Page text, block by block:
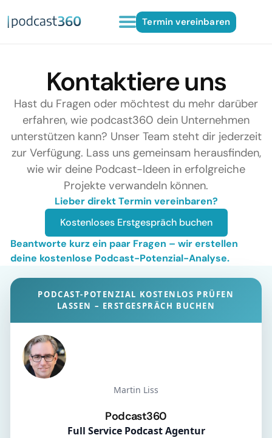
Termin vereinbaren
Kontaktiere uns
Hast du Fragen oder möchtest du mehr darüber
erfahren, wie podcast360 dein Unternehmen
unterstützen kann? Unser Team steht dir jederzeit
zur Verfügung. Lass uns gemeinsam herausfinden,
wie wir deine Podcast-Ideen in erfolgreiche
Projekte verwandeln können.
Lieber direkt Termin vereinbaren?
Kostenloses Erstgespräch buchen
Beantworte kurz ein paar Fragen – wir erstellen
deine kostenlose Podcast-Potenzial-Analyse.
PODCAST-POTENZIAL KOSTENLOS PRÜFEN
LASSEN – ERSTGESPRÄCH BUCHEN
Martin Liss
Podcast360
Full Service Podcast Agentur